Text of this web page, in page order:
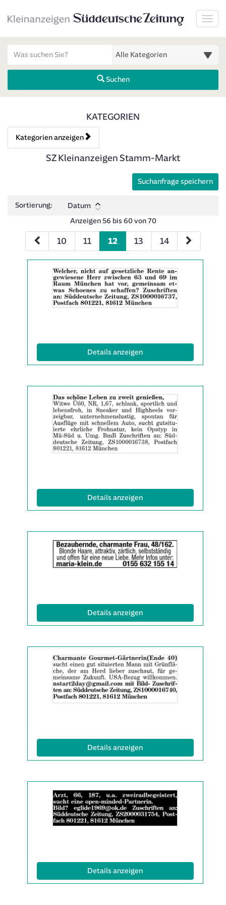
Suchen
Kategorien & Anzeigen
KATEGORIEN
Kategorien anzeigen
Bedienhinweis: Navigieren Sie mit Tab (Shift+Tab zurück).
Rubrik:
SZ Kleinanzeigen Stamm-Markt
Suchanfrage speichern
Sortierung:
Datum
Anzeigen 56 bis 60 von 70
10 11 12 13 14
der
Anzeige
2063513
anzeigen
Details anzeigen(ID: 2063513)
der
Anzeige
2063524
anzeigen
|
Info:
Details anzeigen(ID: 2063524)
der
Anzeige
2063538
Details anzeigen(ID: 2063538)
der
Anzeige
2063539
anzeigen
|
Details anzeigen(ID: 2063539)
der
Anzeige
2063566
anzeigen
Details anzeigen(ID: 2063566)